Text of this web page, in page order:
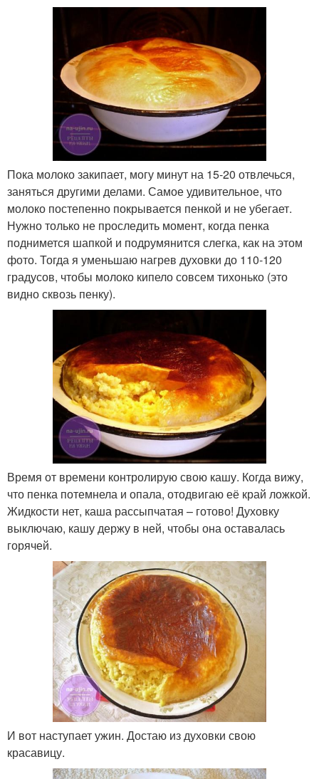
Пока молоко закипает, могу минут на 15-20 отвлечься,
заняться другими делами. Самое удивительное, что
молоко постепенно покрывается пенкой и не убегает.
Нужно только не проследить момент, когда пенка
поднимется шапкой и подрумянится слегка, как на этом
фото. Тогда я уменьшаю нагрев духовки до 110-120
градусов, чтобы молоко кипело совсем тихонько (это
видно сквозь пенку).
Время от времени контролирую свою кашу. Когда вижу,
что пенка потемнела и опала, отодвигаю её край ложкой.
Жидкости нет, каша рассыпчатая – готово! Духовку
выключаю, кашу держу в ней, чтобы она оставалась
горячей.
И вот наступает ужин. Достаю из духовки свою
красавицу.